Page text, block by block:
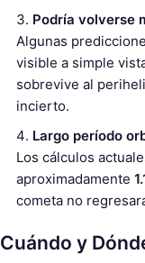
Podría volverse
Algunas
visible a simple
sobrevive al
incierto.
Largo período
Los cálculos
aproximadamente
cometa no
Cuándo y